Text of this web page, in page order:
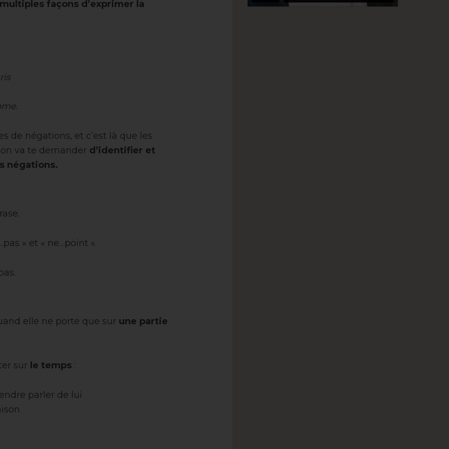
multiples façons d’exprimer la
de négations, et c’est là que les
va te demander d’identifier et
négations.
» et « ne…point ».
elle ne porte que sur une partie
sur le temps :
parler de lui